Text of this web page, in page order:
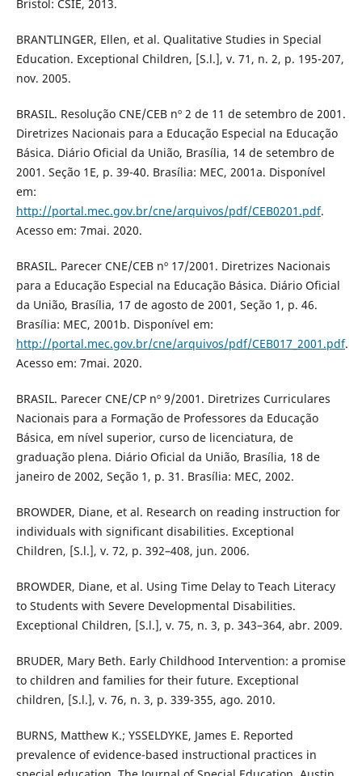
Bristol: CSIE, 2013.
BRANTLINGER, Ellen, et al. Qualitative Studies in Special
Education. Exceptional Children, [S.l.], v. 71, n. 2, p. 195-207,
nov. 2005.
BRASIL. Resolução CNE/CEB nº 2 de 11 de setembro de 2001.
Diretrizes Nacionais para a Educação Especial na Educação
Básica. Diário Oficial da União, Brasília, 14 de setembro de
2001. Seção 1E, p. 39-40. Brasília: MEC, 2001a. Disponível
em:
http://portal.mec.gov.br/cne/arquivos/pdf/CEB0201.pdf.
Acesso em: 7mai. 2020.
BRASIL. Parecer CNE/CEB nº 17/2001. Diretrizes Nacionais
para a Educação Especial na Educação Básica. Diário Oficial
da União, Brasília, 17 de agosto de 2001, Seção 1, p. 46.
Brasília: MEC, 2001b. Disponível em:
http://portal.mec.gov.br/cne/arquivos/pdf/CEB017_2001.pdf.
Acesso em: 7mai. 2020.
BRASIL. Parecer CNE/CP nº 9/2001. Diretrizes Curriculares
Nacionais para a Formação de Professores da Educação
Básica, em nível superior, curso de licenciatura, de
graduação plena. Diário Oficial da União, Brasília, 18 de
janeiro de 2002, Seção 1, p. 31. Brasília: MEC, 2002.
BROWDER, Diane, et al. Research on reading instruction for
individuals with significant disabilities. Exceptional
Children, [S.l.], v. 72, p. 392–408, jun. 2006.
BROWDER, Diane, et al. Using Time Delay to Teach Literacy
to Students with Severe Developmental Disabilities.
Exceptional Children, [S.l.], v. 75, n. 3, p. 343–364, abr. 2009.
BRUDER, Mary Beth. Early Childhood Intervention: a promise
to children and families for their future. Exceptional
children, [S.l.], v. 76, n. 3, p. 339-355, ago. 2010.
BURNS, Matthew K.; YSSELDYKE, James E. Reported
prevalence of evidence-based instructional practices in